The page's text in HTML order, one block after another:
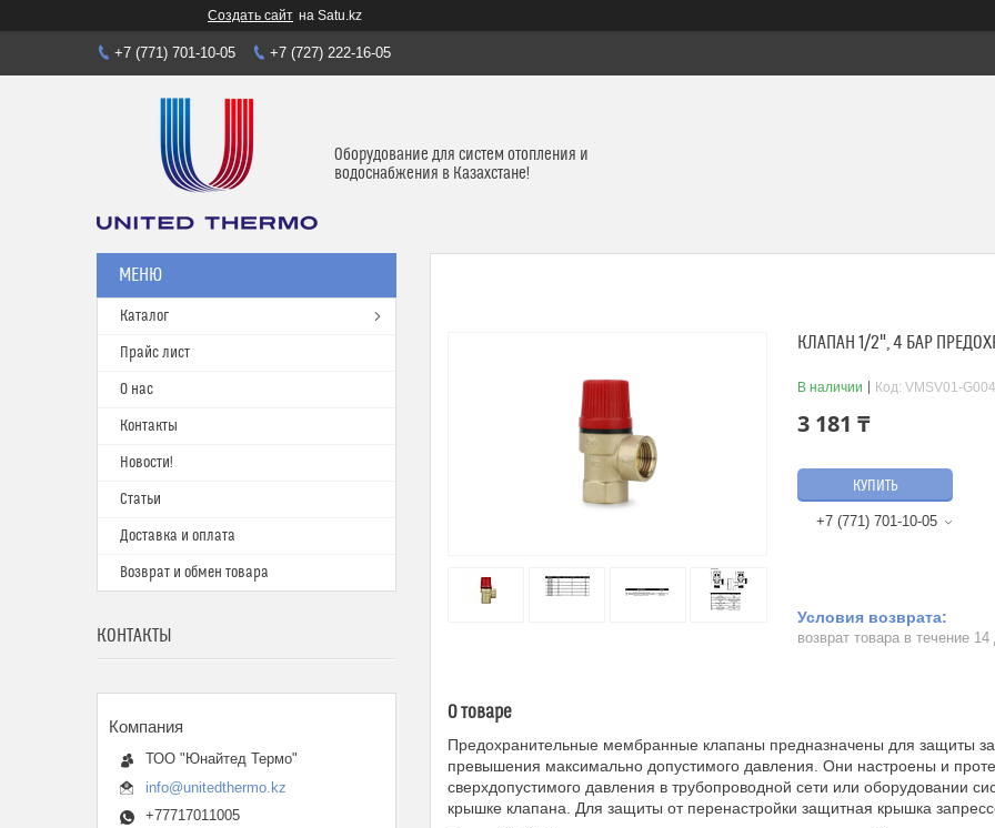
Создать сайт на Satu.kz
+7 (771) 701-10-05 +7 (727) 222-16-05
Оборудование для систем отопления и
водоснабжения в Казахстане!
КЛАПАН 1/2", 4 БАР
В наличии Код: VMSV01-
3 181 ₸
КУПИТЬ
+7 (771) 701-10-05
возврат товара в течение
О товаре
Предохранительные мембранные клапаны предназначены для защиты
превышения максимально допустимого давления. Они настроены и
сверхдопустимого давления в трубопроводной сети или оборудовании
крышке клапана. Для защиты от перенастройки защитная крышка
Каталог
Прайс лист
О нас
Контакты
Новости!
Статьи
Доставка и оплата
Возврат и обмен товара
КОНТАКТЫ
ТОО "Юнайтед Термо"
info@unitedthermo.kz
+77717011005